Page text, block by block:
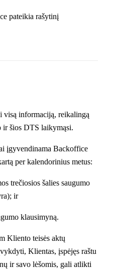
pateikia rašytinį
informaciją, reikalingą
šios DTS laikymąsi.
įgyvendinama Backoffice
per kalendorinius metus:
trečiosios šalies saugumo
ir
klausimyną.
Kliento teisės aktų
Klientas, įspėjęs raštu
ir savo lėšomis, gali atlikti